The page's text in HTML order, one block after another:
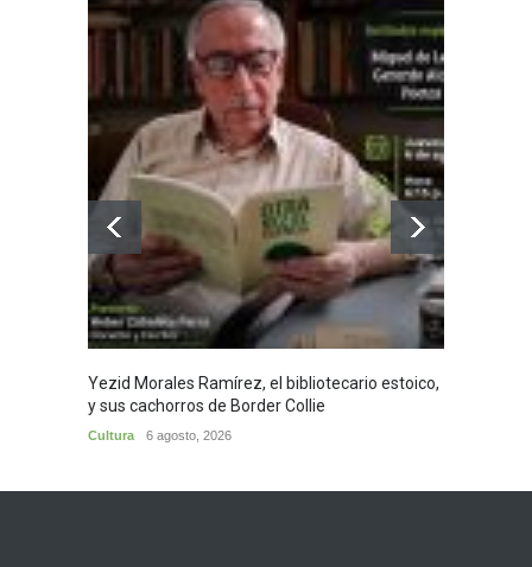
Yezid Morales Ramírez, el bibliotecario estoico,
y sus cachorros de Border Collie
Cultura 6 agosto, 2026